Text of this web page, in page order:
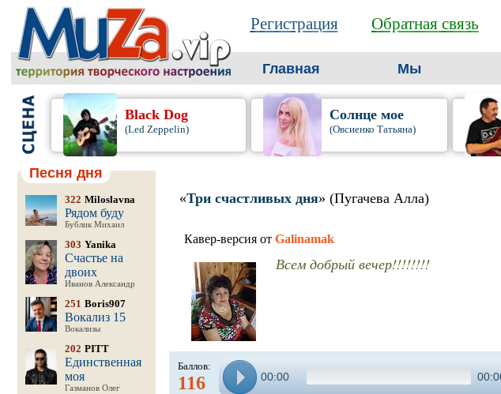
Регистрация Обратная связь
Главная Мы
Black Dog
(Led Zeppelin)
Солнце мое
(Овсиенко Татьяна)
Песня дня
322 Miloslavna
Рядом буду
Бублик Михаил
303 Yanika
Счастье на
двоих
Иванов Александр
251 Boris907
Вокализ 15
Вокализы
202 PITT
Единственная
моя
Газманов Олег
«Три счастливых дня» (Пугачева Алла)
Кавер-версия от Galinamak
Всем добрый вечер!!!!!!!!
Баллов:
116 00:00